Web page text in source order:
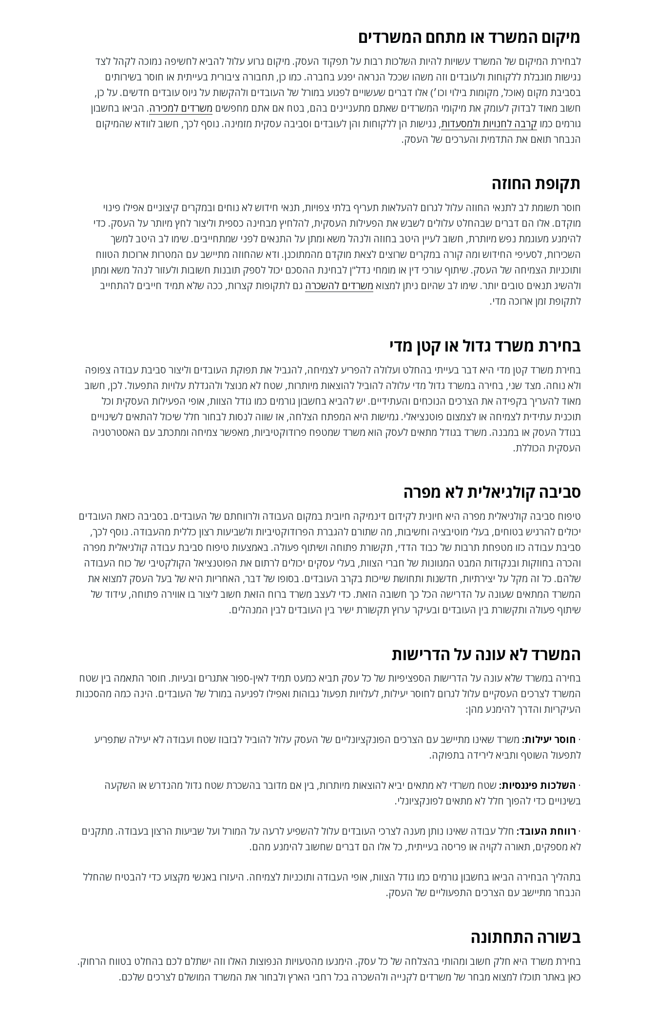
מיקום המשרד או מתחם המשרדים
לבחירת המיקום של המשרד עשויות להיות השלכות רבות על תפקוד העסק. מיקום גרוע עלול להביא לחשיפה נמוכה לקהל לצד
נגישות מוגבלת ללקוחות ולעובדים וזה משהו שככל הנראה יפגע בחברה. כמו כן, תחבורה ציבורית בעייתית או חוסר בשירותים
בסביבת מקום (אוכל, מקומות בילוי וכו׳) אלו דברים שעשויים לפגוע במורל של העובדים ולהקשות על גיוס עובדים חדשים. על כן,
חשוב מאוד לבדוק לעומק את מיקומי המשרדים שאתם מתעניינים בהם, בטח אם אתם מחפשים משרדים למכירה. הביאו בחשבון
גורמים כמו קרבה לחנויות ולמסעדות, נגישות הן ללקוחות והן לעובדים וסביבה עסקית מזמינה. נוסף לכך, חשוב לוודא שהמיקום
הנבחר תואם את התדמית והערכים של העסק.
תקופת החוזה
חוסר תשומת לב לתנאי החוזה עלול לגרום להעלאות תעריף בלתי צפויות, תנאי חידוש לא נוחים ובמקרים קיצוניים אפילו פינוי
מוקדם. אלו הם דברים שבהחלט עלולים לשבש את הפעילות העסקית, להלחיץ ​​מבחינה כספית וליצור לחץ מיותר על העסק. כדי
להימנע מעוגמת נפש מיותרת, חשוב לעיין היטב בחוזה ולנהל משא ומתן על התנאים לפני שמתחייבים. שימו לב היטב למשך
השכירות, לסעיפי החידוש ומה קורה במקרים שרוצים לצאת מוקדם מהמתוכנן. ודא שהחוזה מתיישב עם המטרות ארוכות הטווח
ותוכניות הצמיחה של העסק. שיתוף עורכי דין או מומחי נדל"ן לבחינת ההסכם יכול לספק תובנות חשובות ולעזור לנהל משא ומתן
ולהשיג תנאים טובים יותר. שימו לב שהיום ניתן למצוא משרדים להשכרה גם לתקופות קצרות, ככה שלא תמיד חייבים להתחייב
לתקופת זמן ארוכה מדי.
בחירת משרד גדול או קטן מדי
בחירת משרד קטן מדי היא דבר בעייתי בהחלט ועלולה להפריע לצמיחה, להגביל את תפוקת העובדים וליצור סביבת עבודה צפופה
ולא נוחה. מצד שני, בחירה במשרד גדול מדי עלולה להוביל להוצאות מיותרות, שטח לא מנוצל ולהגדלת עלויות התפעול. לכן, חשוב
מאוד להעריך בקפידה את הצרכים הנוכחים והעתידיים. יש להביא בחשבון גורמים כמו גודל הצוות, אופי הפעילות העסקית וכל
תוכנית עתידית לצמיחה או לצמצום פוטנציאלי. גמישות היא המפתח הצלחה, אז שווה לנסות לבחור חלל שיכול להתאים לשינויים
בגודל העסק או במבנה. משרד בגודל מתאים לעסק הוא משרד שמטפח פרודוקטיביות, מאפשר צמיחה ומתכתב עם האסטרטגיה
העסקית הכוללת.
סביבה קולגיאלית לא מפרה
טיפוח סביבה קולגיאלית מפרה היא חיונית לקידום דינמיקה חיובית במקום העבודה ולרווחתם של העובדים. בסביבה כזאת העובדים
יכולים להרגיש בטוחים, בעלי מוטיבציה וחשיבות, מה שתורם להגברת הפרודוקטיביות ולשביעות רצון כללית מהעבודה. נוסף לכך,
סביבת עבודה כזו מטפחת תרבות של כבוד הדדי, תקשורת פתוחה ושיתוף פעולה. באמצעות טיפוח סביבת עבודה קולגיאלית מפרה
והכרה בחוזקות ובנקודות המבט המגוונות של חברי הצוות, בעלי עסקים יכולים לרתום את הפוטנציאל הקולקטיבי של כוח העבודה
שלהם. כל זה מקל על יצירתיות, חדשנות ותחושת שייכות בקרב העובדים. בסופו של דבר, האחריות היא של בעל העסק למצוא את
המשרד המתאים שעונה על הדרישה הכל כך חשובה הזאת. כדי לעצב משרד ברוח הזאת חשוב ליצור בו אווירה פתוחה, עידוד של
שיתוף פעולה ותקשורת בין העובדים ובעיקר ערוץ תקשורת ישיר בין העובדים לבין המנהלים.
המשרד לא עונה על הדרישות
בחירה במשרד שלא עונה על הדרישות הספציפיות של כל עסק תביא כמעט תמיד לאין-ספור אתגרים ובעיות. חוסר התאמה בין שטח
המשרד לצרכים העסקיים עלול לגרום לחוסר יעילות, לעלויות תפעול גבוהות ואפילו לפגיעה במורל של העובדים. הינה כמה מהסכנות
העיקריות והדרך להימנע מהן:
· חוסר יעילות: משרד שאינו מתיישב עם הצרכים הפונקציונליים של העסק עלול להוביל לבזבוז שטח ועבודה לא יעילה שתפריע
לתפעול השוטף ותביא לירידה בתפוקה.
· השלכות פיננסיות: שטח משרדי לא מתאים יביא להוצאות מיותרות, בין אם מדובר בהשכרת שטח גדול מהנדרש או השקעה
בשינויים כדי להפוך חלל לא מתאים לפונקציונלי.
· רווחת העובד: חלל עבודה שאינו נותן מענה לצרכי העובדים עלול להשפיע לרעה על המורל ועל שביעות הרצון בעבודה. מתקנים
לא מספקים, תאורה לקויה או פריסה בעייתית, כל אלו הם דברים שחשוב להימנע מהם.
בתהליך הבחירה הביאו בחשבון גורמים כמו גודל הצוות, אופי העבודה ותוכניות לצמיחה. היעזרו באנשי מקצוע כדי להבטיח שהחלל
הנבחר מתיישב עם הצרכים התפעוליים של העסק.
בשורה התחתונה
בחירת משרד היא חלק חשוב ומהותי בהצלחה של כל עסק. הימנעו מהטעויות הנפוצות האלו וזה ישתלם לכם בהחלט בטווח הרחוק.
כאן באתר תוכלו למצוא מבחר של משרדים לקנייה ולהשכרה בכל רחבי הארץ ולבחור את המשרד המושלם לצרכים שלכם.